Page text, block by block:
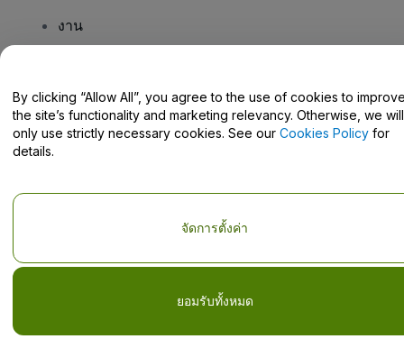
งาน
Help Centre / Contact Us
เป็นส่วนตัวและนโยบายคุกกี้และนโยบายความเป็นส่วนตัวบนมือถือ
By clicking “Allow All”, you agree to the use of cookies to
the site’s functionality and marketing relevancy. Otherwise, we will
only use strictly necessary cookies. See our Cookies Policy for
details.
ยอมรับทั้งหมด
จัดการตั้งค่า